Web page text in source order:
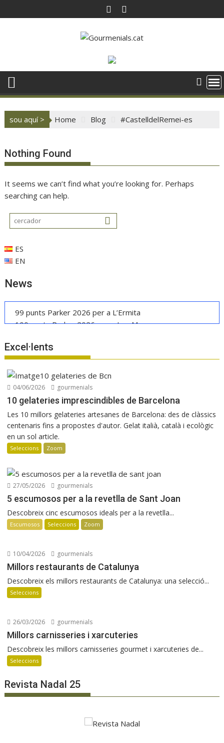
to
sou aquí > Home Blog #CastelldelRemei-es
Nothing Found
It seems we can’t find what you’re looking for. Perhaps
searching can help.
ES
EN
News
99 punts Parker 2026 per a L’Ermita
100 punts Parker 2026 per a Les Manyes
La UE reconeix la IGP Pernil Cerretà
Verema al Penedès: vi, cava i gastronomia
Manuel Raventós Negra Magnum 2018
Excel·lents
04/06/2026 gourmenials
10 gelateries imprescindibles de Barcelona
Les 10 millors gelateries artesanes de Barcelona: des de clàssics
centenaris fins a propostes d'autor. Gelat italià, català i ecològic
en un sol article.
Seleccions Zoom
27/05/2026 gourmenials
5 escumosos per a la revetlla de Sant Joan
Descobreix cinc escumosos ideals per a la revetlla...
Escumosos Seleccions Zoom
10/04/2026 gourmenials
Millors restaurants de Catalunya
Descobreix els millors restaurants de Catalunya: una selecció...
Seleccions
26/03/2026 gourmenials
Millors carnisseries i xarcuteries
Descobreix les millors carnisseries gourmet i xarcuteries de...
Seleccions
Revista Nadal 25